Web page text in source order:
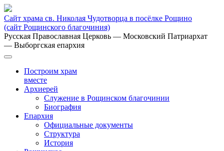
Сайт храма св. Николая Чудотворца в посёлке Рощино
(сайт Рощинского благочиния)
Русская Православная Церковь — Московский Патриархат
— Выборгская епархия
Построим храм
вместе
Архиерей
Служение в Рощинском благочинии
Биография
Епархия
Официальные документы
Структура
История